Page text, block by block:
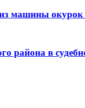
машины окурок
района в